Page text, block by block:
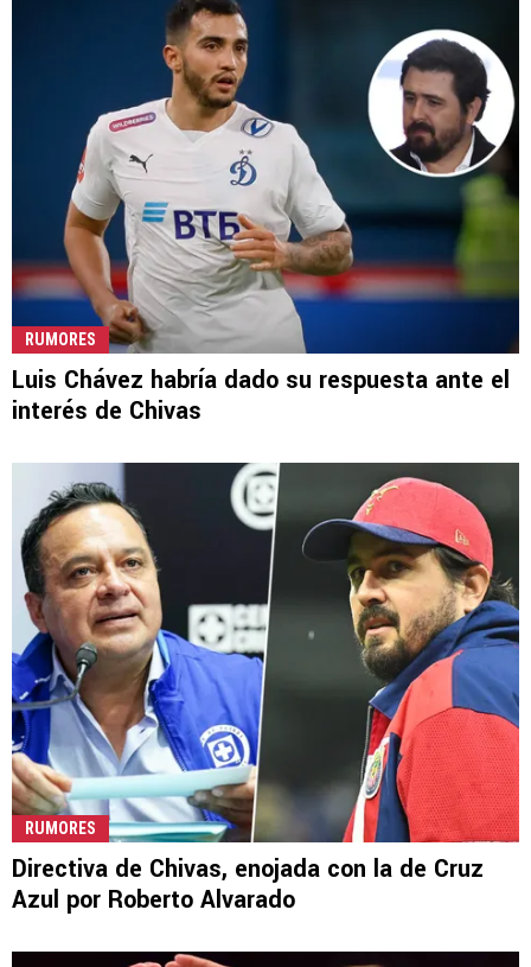
RUMORES
Luis Chávez habría dado su respuesta ante el
interés de Chivas
RUMORES
Directiva de Chivas, enojada con la de Cruz
Azul por Roberto Alvarado